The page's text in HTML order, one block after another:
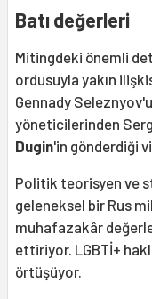
Batı değerleri
Mitingdeki önemli
ordusuyla yakın
Gennady
yöneticilerinden
Dugin'in gönderdiği
Politik teorisyen ve
geleneksel bir Rus
muhafazakâr
ettiriyor. LGBTİ+
örtüşüyor.